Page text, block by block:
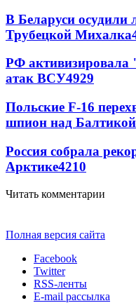
В Беларуси осудили
Трубецкой Михалка
РФ
атак ВСУ4929
Польские F-16
шпион над Балтикой
Россия собрала
Арктике4210
Читать комментарии
Полная версия сайта
Facebook
Twitter
RSS-ленты
E-mail рассылка